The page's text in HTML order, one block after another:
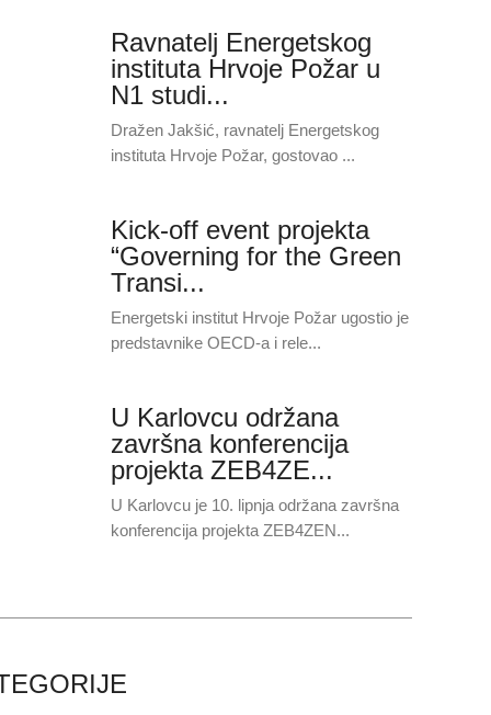
Ravnatelj Energetskog
instituta Hrvoje Požar u
N1 studi...
Dražen Jakšić, ravnatelj Energetskog
instituta Hrvoje Požar, gostovao ...
Kick-off event projekta
“Governing for the Green
Transi...
Energetski institut Hrvoje Požar ugostio je
predstavnike OECD-a i rele...
U Karlovcu održana
završna konferencija
projekta ZEB4ZE...
U Karlovcu je 10. lipnja održana završna
konferencija projekta ZEB4ZEN...